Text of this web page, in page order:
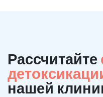
Рассчитайте
нашей